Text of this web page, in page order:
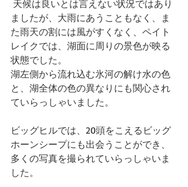
ましたが、大雨にあうこともなく、ま
た雨天の割には風がすくなく、ペイト
レイクでは、湖面に周りの景色が映る
状態でした。
湖左側から流れ込む氷河の解け水の色
と、湖全体の色の異なりにも関心され
ていらっしゃいました。
ビッグヒルでは、20頭をこえるビッグ
ホーンシープにも出会うことができ、
多くの写真を撮られていらっしゃいま
した。